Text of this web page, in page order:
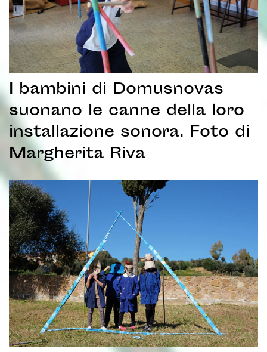
I bambini di Domusnovas
suonano le canne della loro
installazione sonora. Foto di
Margherita Riva